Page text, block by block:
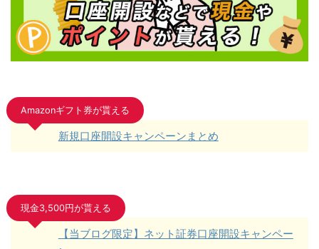
Amazonギフト券が貰える
新規口座開設キャンペーンまとめ
現金3,500円が貰える
【当ブログ限定】ネット証券口座開設キャンペー